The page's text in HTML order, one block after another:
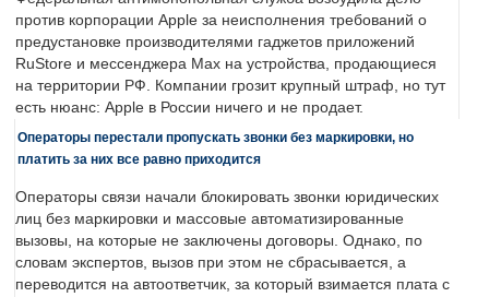
против корпорации Apple за неисполнения требований о
предустановке производителями гаджетов приложений
RuStore и мессенджера Max на устройства, продающиеся
на территории РФ. Компании грозит крупный штраф, но тут
есть нюанс: Apple в России ничего и не продает.
Операторы перестали пропускать звонки без маркировки, но
платить за них все равно приходится
Операторы связи начали блокировать звонки юридических
лиц без маркировки и массовые автоматизированные
вызовы, на которые не заключены договоры. Однако, по
словам экспертов, вызов при этом не сбрасывается, а
переводится на автоответчик, за который взимается плата с